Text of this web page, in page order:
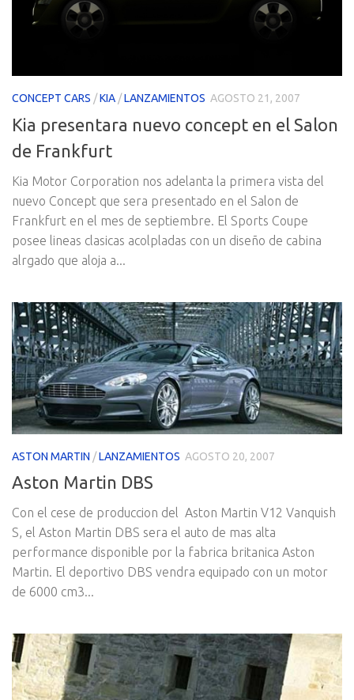
CONCEPT CARS /KIA /LANZAMIENTOS AGOSTO 21, 2007
Kia presentara nuevo concept en el Salon
de Frankfurt
Kia Motor Corporation nos adelanta la primera vista del
nuevo Concept que sera presentado en el Salon de
Frankfurt en el mes de septiembre. El Sports Coupe
posee lineas clasicas acolpladas con un diseño de cabina
alrgado que aloja a...
ASTON MARTIN /LANZAMIENTOS AGOSTO 20, 2007
Aston Martin DBS
Con el cese de produccion del Aston Martin V12 Vanquish
S, el Aston Martin DBS sera el auto de mas alta
performance disponible por la fabrica britanica Aston
Martin. El deportivo DBS vendra equipado con un motor
de 6000 cm3...